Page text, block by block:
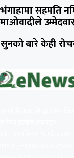
भंगाहामा सहमति
माओवादीले
सुनको बारे केही